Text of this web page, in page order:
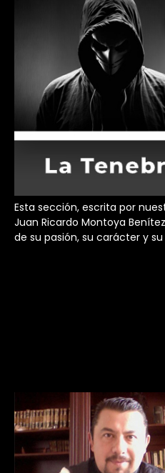
Esta sección, escrita por
Juan Ricardo Montoya
de su pasión, su carácter y